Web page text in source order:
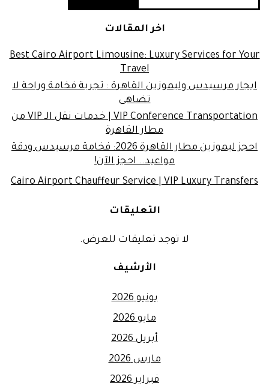
اخر المقالات
Best Cairo Airport Limousine: Luxury Services for Your
Travel
ايجار مرسيدس وليموزين القاهرة : تجربة فخامة وراحة لا
تضاهى
VIP Conference Transportation | خدمات نقل الـ VIP من
مطار القاهرة
احجز ليموزين مطار القاهرة 2026: فخامة مرسيدس ودقة
مواعيد.. احجز الآن!
Cairo Airport Chauffeur Service | VIP Luxury Transfers
التعليقات
لا توجد تعليقات للعرض.
الأرشيف
يونيو 2026
مايو 2026
أبريل 2026
مارس 2026
فبراير 2026